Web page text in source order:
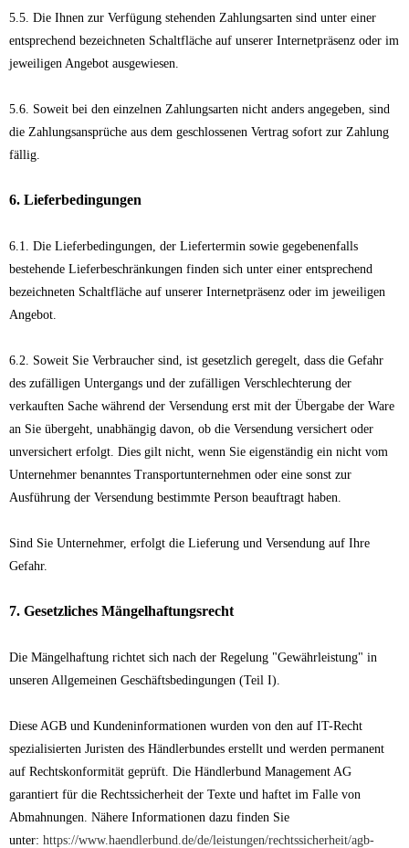
5.5. Die Ihnen zur Verfügung stehenden Zahlungsarten sind unter einer
entsprechend bezeichneten Schaltfläche auf unserer Internetpräsenz oder im
jeweiligen Angebot ausgewiesen.
5.6. Soweit bei den einzelnen Zahlungsarten nicht anders angegeben, sind
die Zahlungsansprüche aus dem geschlossenen Vertrag sofort zur Zahlung
fällig.
6. Lieferbedingungen
6.1. Die Lieferbedingungen, der Liefertermin sowie gegebenenfalls
bestehende Lieferbeschränkungen finden sich unter einer entsprechend
bezeichneten Schaltfläche auf unserer Internetpräsenz oder im jeweiligen
Angebot.
6.2. Soweit Sie Verbraucher sind, ist gesetzlich geregelt, dass die Gefahr
des zufälligen Untergangs und der zufälligen Verschlechterung der
verkauften Sache während der Versendung erst mit der Übergabe der Ware
an Sie übergeht, unabhängig davon, ob die Versendung versichert oder
unversichert erfolgt. Dies gilt nicht, wenn Sie eigenständig ein nicht vom
Unternehmer benanntes Transportunternehmen oder eine sonst zur
Ausführung der Versendung bestimmte Person beauftragt haben.
Sind Sie Unternehmer, erfolgt die Lieferung und Versendung auf Ihre
Gefahr.
7. Gesetzliches Mängelhaftungsrecht
Die Mängelhaftung richtet sich nach der Regelung "Gewährleistung" in
unseren Allgemeinen Geschäftsbedingungen (Teil I).
Diese AGB und Kundeninformationen wurden von den auf IT-Recht
spezialisierten Juristen des Händlerbundes erstellt und werden permanent
auf Rechtskonformität geprüft. Die Händlerbund Management AG
garantiert für die Rechtssicherheit der Texte und haftet im Falle von
Abmahnungen. Nähere Informationen dazu finden Sie
unter: https://www.haendlerbund.de/de/leistungen/rechtssicherheit/agb-